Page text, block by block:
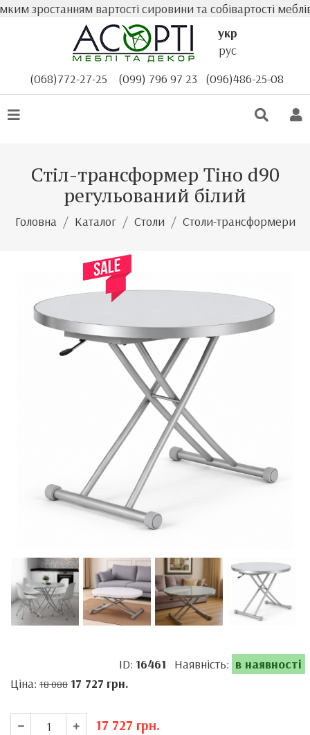
зростанням вартості сировини та собівартості
укр
рус
(068)772-27-25
(099) 796 97 23 (096)486-25-08
Стіл-трансформер Тіно d90
регульований білий
Головна Каталог Столи Столи-трансформери
ID: 16461 Наявність: в наявності
Ціна: 18 088 17 727 грн.
17 727 грн.